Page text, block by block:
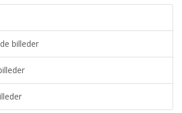
billeder